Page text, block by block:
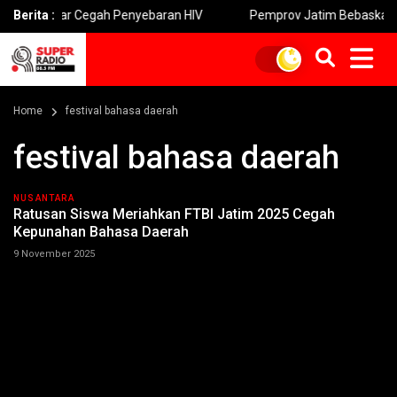
Berita :
Cegah Penyebaran HIV Pemprov Jatim Bebaskan Denda
Home festival bahasa daerah
festival bahasa daerah
NUSANTARA
Ratusan Siswa Meriahkan FTBI Jatim 2025 Cegah
Kepunahan Bahasa Daerah
9 November 2025